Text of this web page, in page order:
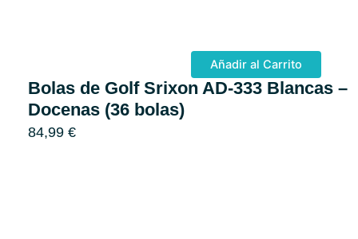
Añadir al Carrito
Bolas de Golf Srixon AD-333 Blancas –
Docenas (36 bolas)
84,99 €